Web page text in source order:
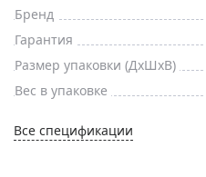
Бренд
Гарантия
Размер упаковки (ДxШxВ)
Вес в упаковке
Все спецификации